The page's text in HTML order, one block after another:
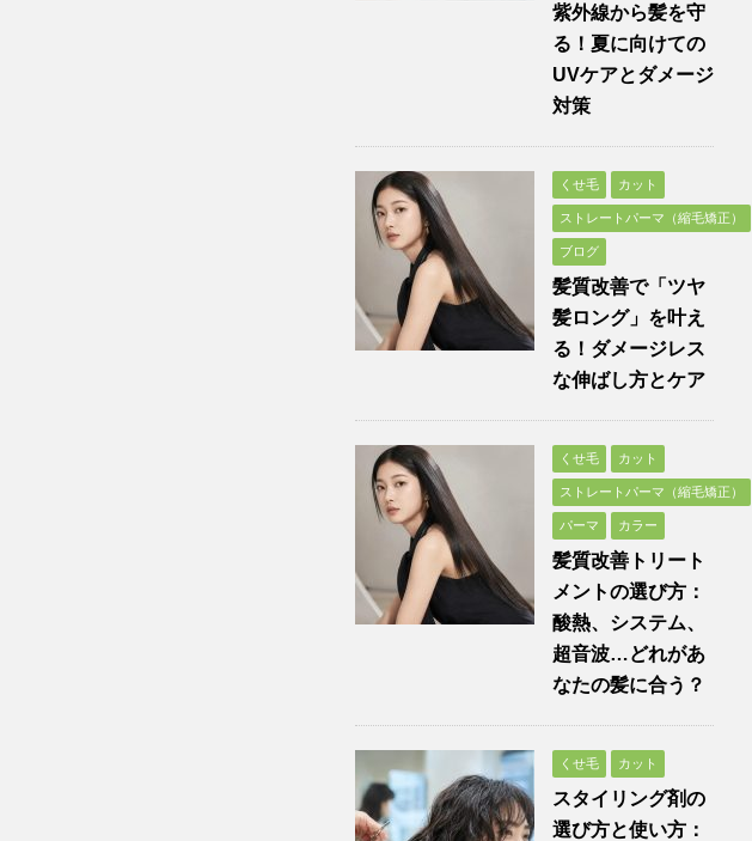
紫外線から髪を守
る！夏に向けての
UVケアとダメージ
対策
くせ毛 カット
ストレートパーマ（縮毛矯正）
ブログ
髪質改善で「ツヤ
髪ロング」を叶え
る！ダメージレス
な伸ばし方とケア
くせ毛 カット
ストレートパーマ（縮毛矯正）
パーマ カラー
髪質改善トリート
メントの選び方：
酸熱、システム、
超音波…どれがあ
なたの髪に合う？
くせ毛 カット
スタイリング剤の
選び方と使い方：